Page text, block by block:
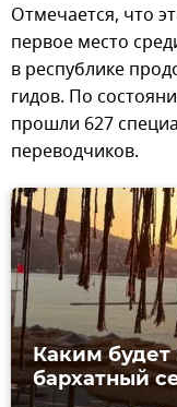
Отмечается, что
первое место
в республике
гидов. По
прошли 627
переводчиков.
Каким будет
бархатный